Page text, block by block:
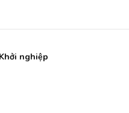
Khởi nghiệp